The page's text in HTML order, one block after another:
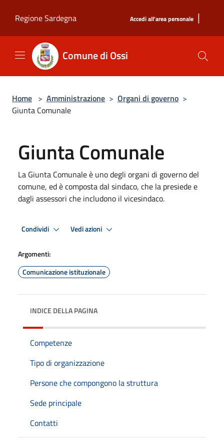
Regione Sardegna
Accedi all'area personale |
Comune di Ossi
Home > Amministrazione > Organi di governo >
Giunta Comunale
Giunta Comunale
La Giunta Comunale è uno degli organi di governo del
comune, ed è composta dal sindaco, che la presiede e
dagli assessori che includono il vicesindaco.
Condividi Vedi azioni
Argomenti:
Comunicazione istituzionale
INDICE DELLA PAGINA
Competenze
Tipo di organizzazione
Persone che compongono la struttura
Sede principale
Contatti